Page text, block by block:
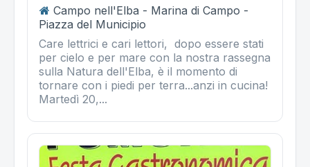
Campo nell'Elba - Marina di Campo -
Piazza del Municipio
Care lettrici e cari lettori, dopo essere stati
per cielo e per mare con la nostra rassegna
sulla Natura dell'Elba, è il momento di
tornare con i piedi per terra...anzi in cucina!
Martedì 20,...